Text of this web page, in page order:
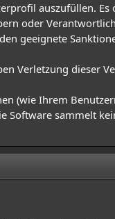
auszufüllen.
oder
geeignete
Verletzung dieser
(wie Ihrem
Software sammelt